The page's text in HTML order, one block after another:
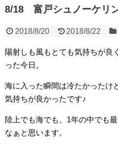
8/18 富戸シュノーケリ
2018/8/20 2018/8/22
陽射しも風もとても気持ちが良
った今日。
海に入った瞬間は冷たかったけ
気持ちが良かったです♪
陸上でも海でも、1年の中でも
なぁと思います。